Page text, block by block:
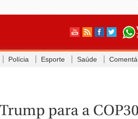
Polícia Esporte Saúde
para a